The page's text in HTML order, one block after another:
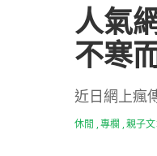
人氣
不寒
近日網上瘋
休閒 專欄 親子